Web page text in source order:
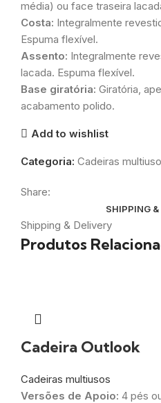
média) ou face traseira
Costa: Integralmente
Espuma flexível.
Assento: Integralmente
lacada. Espuma flexível.
Base giratória: Giratória,
acabamento polido.
Add to wishlist
Categoria: Cadeiras
Share:
SHIPPING &
Shipping & Delivery
Produtos
Cadeira Outlook
Cadeiras multiusos
Versões de Apoio: 4 pés